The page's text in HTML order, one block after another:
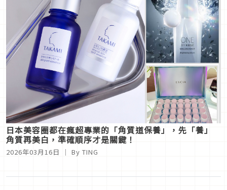
日本美容圈都在瘋超專業的「角質道保養」，先「養」
角質再美白，準確順序才是關鍵！
2026年03月16日 ｜ By TING